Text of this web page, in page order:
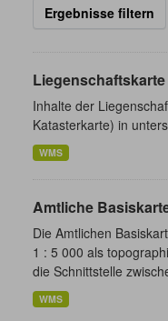
Ergebnisse filtern
Liegenschaftskarte
Inhalte der
Katasterkarte) in
WMS
Amtliche
Die Amtlichen
1 : 5 000 als
die Schnittstelle
WMS